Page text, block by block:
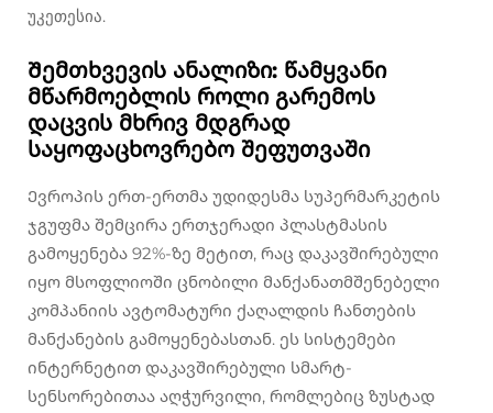
უკეთესია.
Შემთხვევის ანალიზი: წამყვანი
მწარმოებლის როლი გარემოს
დაცვის მხრივ მდგრად
საყოფაცხოვრებო შეფუთვაში
Ევროპის ერთ-ერთმა უდიდესმა სუპერმარკეტის
ჯგუფმა შემცირა ერთჯერადი პლასტმასის
გამოყენება 92%-ზე მეტით, რაც დაკავშირებული
იყო მსოფლიოში ცნობილი მანქანათმშენებელი
კომპანიის ავტომატური ქაღალდის ჩანთების
მანქანების გამოყენებასთან. ეს სისტემები
ინტერნეტით დაკავშირებული სმარტ-
სენსორებითაა აღჭურვილი, რომლებიც ზუსტად